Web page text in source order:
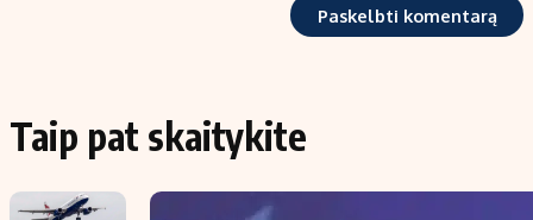
Taip pat skaitykite